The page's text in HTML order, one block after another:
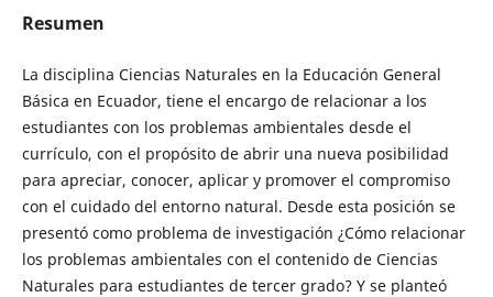
Resumen
La disciplina Ciencias Naturales en la Educación General
Básica en Ecuador, tiene el encargo de relacionar a los
estudiantes con los problemas ambientales desde el
currículo, con el propósito de abrir una nueva posibilidad
para apreciar, conocer, aplicar y promover el compromiso
con el cuidado del entorno natural. Desde esta posición se
presentó como problema de investigación ¿Cómo relacionar
los problemas ambientales con el contenido de Ciencias
Naturales para estudiantes de tercer grado? Y se planteó